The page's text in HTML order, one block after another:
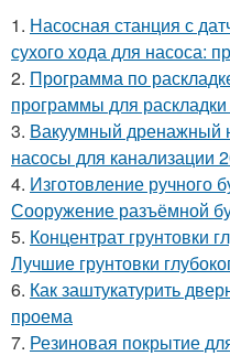
1. Насосная станция с
сухого хода для насоса:
2. Программа по
программы для
3. Вакуумный дренажный
насосы для канализации
4. Изготовление ручного
Сооружение разъёмной
5. Концентрат грунтовки
Лучшие грунтовки
6. Как заштукатурить
проема
7. Резиновая покрытие